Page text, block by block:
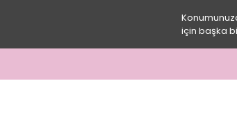
için başka